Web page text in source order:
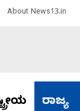
About News13.in
ರಾಜ್ಯ